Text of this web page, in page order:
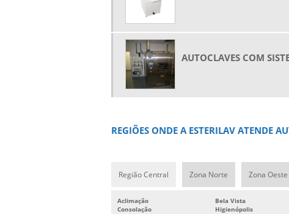
AUTOCLAVES COM
REGIÕES ONDE A ESTERILAV ATENDE
Região Central Zona Norte Zona Oeste
Aclimação Bela Vista
Consolação
Higienópolis